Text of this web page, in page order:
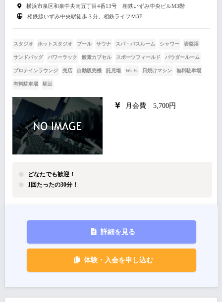
横浜市泉区和泉中央南五丁目4番13号 相鉄いずみ中央ビルM3階
相鉄線いずみ中央駅徒歩３分、相鉄ライフＭ3F
スタジオ ホットスタジオ プール サウナ スパ・バスルーム シャワー 岩盤浴
サンドバッグ パワーラック 酸素カプセル スポーツフィールド パウダールーム
プロテインラウンジ 売店 自動販売機 託児場 Wi-Fi 日焼けマシン 無料駐車場
有料駐車場 駅近
月会費 5,700円
どなたでも歓迎！
1回たったの30分！
詳細を見る
体験・入会を申し込む